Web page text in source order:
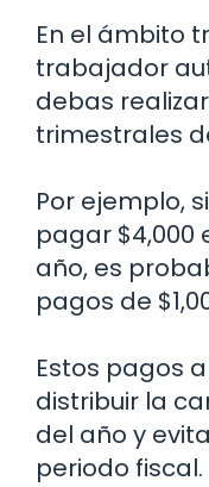
En el ámbito
trabajador
debas
trimestrales
Por ejemplo,
pagar $4,000
año, es
pagos de
Estos pagos
distribuir la
del año y
periodo fiscal.